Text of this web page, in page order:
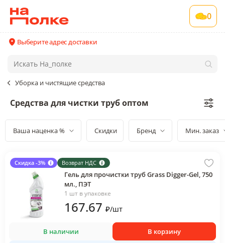
0
Выберите адрес доставки
Уборка и чистящие средства
Средства для чистки труб оптом
Ваша наценка % Скидки Бренд Мин. заказ
Скидка -3% Возврат НДС
Гель для прочистки труб Grass Digger-Gel, 750
мл., ПЭТ
1 шт в упаковке
167.67 ₽/шт
В наличии
В корзину